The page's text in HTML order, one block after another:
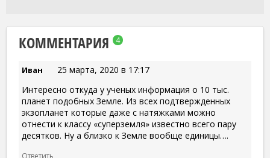
КОММЕНТАРИЯ 4
Иван
25 марта, 2020 в 17:17
Интересно откуда у ученых информация о 10 тыс.
планет подобных Земле. Из всех подтвержденных
экзопланет которые даже с натяжками можно
отнести к классу «суперземля» известно всего пару
десятков. Ну а близко к Земле вообще единицы….